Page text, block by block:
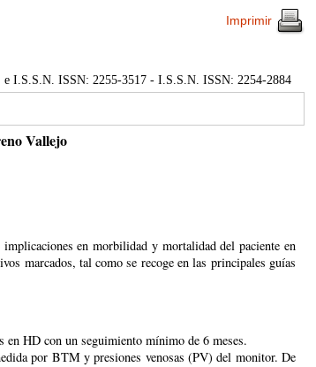
Imprimir
e I.S.S.N. ISSN: 2255-3517 - I.S.S.N. ISSN: 2254-2884
Vallejo
en morbilidad y mortalidad del paciente en
marcados, tal como se recoge en las principales guías
en HD con un seguimiento mínimo de 6 meses.
por BTM y presiones venosas (PV) del monitor. De